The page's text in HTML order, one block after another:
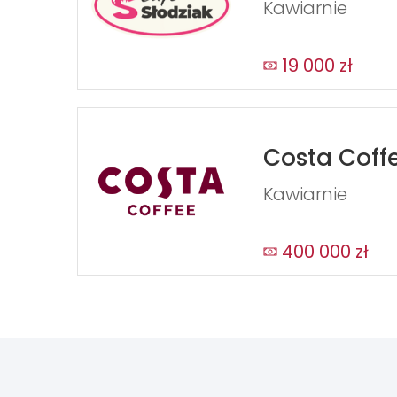
Kawiarnie
19 000 zł
Costa
Kawiarnie
400 000 zł